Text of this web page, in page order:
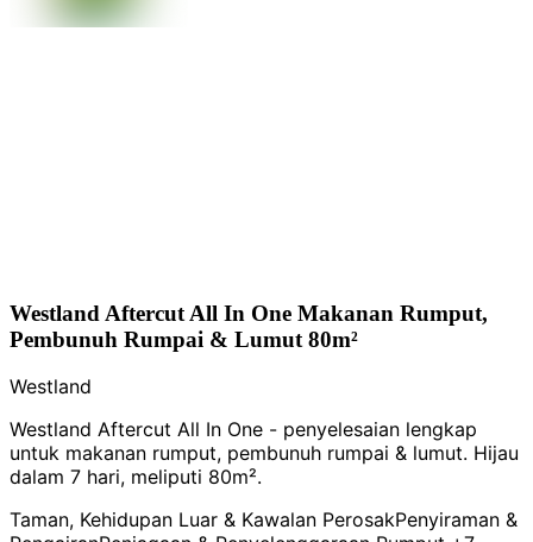
Westland Aftercut All In One Makanan Rumput,
Pembunuh Rumpai & Lumut 80m²
Westland
Westland Aftercut All In One - penyelesaian lengkap
untuk makanan rumput, pembunuh rumpai & lumut. Hijau
dalam 7 hari, meliputi 80m².
Taman, Kehidupan Luar & Kawalan PerosakPenyiraman &